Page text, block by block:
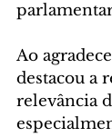
Ao
destacou a
relevância